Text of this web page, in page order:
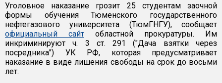
Уголовное наказание грозит 25 студентам заочной
формы обучения Тюменского государственного
нефтегазового университета (ТюмГНГУ), сообщает
официальный сайт областной прокуратуры. Им
инкриминируют ч. 3 ст. 291 ("Дача взятки через
посредника") УК РФ, которая предусматривает
наказание в виде лишения свободы на срок до восьми
лет.